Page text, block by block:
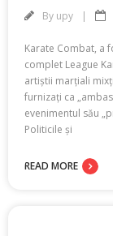
By upy
Karate Combat, a
complet League
artiștii marțiali
furnizați ca
evenimentul său
Politicile și
READ MORE